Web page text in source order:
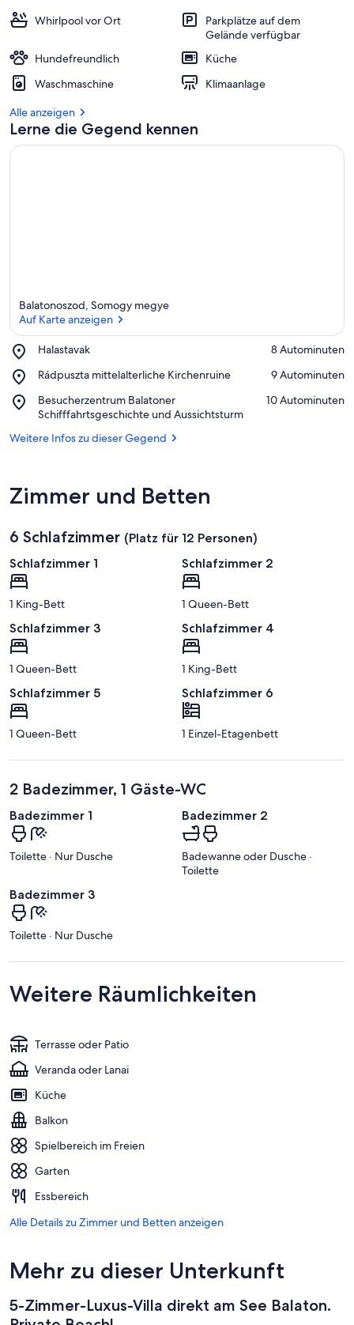
Whirlpool vor Ort
Parkplätze auf dem
Gelände verfügbar
Hundefreundlich
Küche
Waschmaschine
Klimaanlage
Alle anzeigen
Lerne die Gegend kennen
Balatonoszod, Somogy megye
Auf Karte anzeigen
Halastavak
Place,
‪8 Autominuten‬
Rádpuszta mittelalterliche Kirchenruine
Place,
mittelalterliche
Kirchenruine
‪9 Autominuten‬
Besucherzentrum Balatoner
Schifffahrtsgeschichte und Aussichtsturm
Place,
Besucherzentrum
Schifffahrtsgeschichte
‪10 Autominuten‬
Weitere Infos zu dieser Gegend
Zimmer und Betten
6 Schlafzimmer (Platz für 12 Personen)
Schlafzimmer 1
1 King-Bett
Schlafzimmer 2
1 Queen-Bett
Schlafzimmer 3
1 Queen-Bett
Schlafzimmer 4
1 King-Bett
Schlafzimmer 5
1 Queen-Bett
Schlafzimmer 6
1 Einzel-Etagenbett
2 Badezimmer, 1 Gäste-WC
Badezimmer 1
Toilette · Nur Dusche
Badezimmer 2
Badewanne oder Dusche ·
Toilette
Badezimmer 3
Toilette · Nur Dusche
Weitere Räumlichkeiten
Terrasse oder Patio
Veranda oder Lanai
Küche
Balkon
Spielbereich im Freien
Garten
Essbereich
Alle Details zu Zimmer und Betten anzeigen
Mehr zu dieser Unterkunft
5-Zimmer-Luxus-Villa direkt am See Balaton.